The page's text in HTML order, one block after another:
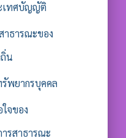
เทศบัญญัติ
าธารณะของ
น
พยากรบุคคล
จของ
รสาธารณะ